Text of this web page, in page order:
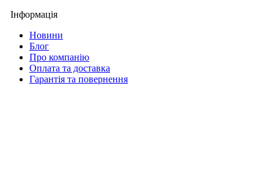
Інформація
Новини
Блог
Про компанію
Оплата та доставка
Гарантія та повернення